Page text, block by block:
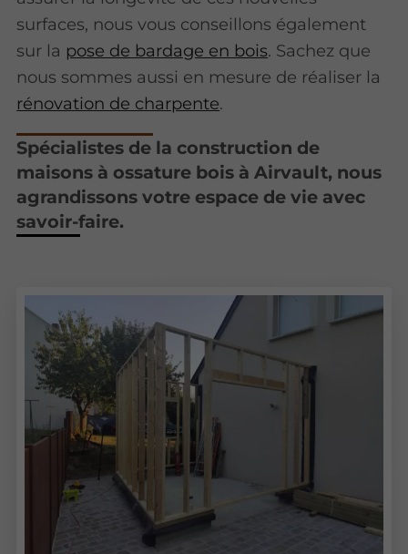
surfaces, nous vous conseillons également
sur la pose de bardage en bois. Sachez que
nous sommes aussi en mesure de réaliser la
rénovation de charpente.
Spécialistes de la construction de
maisons à ossature bois à Airvault, nous
agrandissons votre espace de vie avec
savoir-faire.